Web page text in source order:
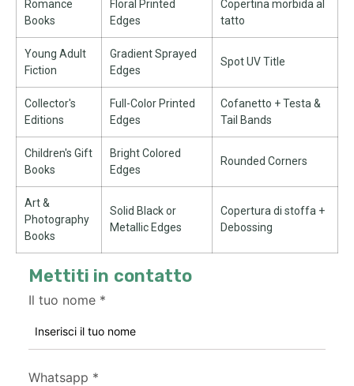
Romance
Books
Floral Printed
Edges
Copertina morbida al
tatto
Young Adult
Fiction
Gradient Sprayed
Edges
Spot UV Title
Collector's
Editions
Full-Color Printed
Edges
Cofanetto + Testa &
Tail Bands
Children's Gift
Books
Bright Colored
Edges
Rounded Corners
Art&
Photography
Books
Solid Black or
Metallic Edges
Copertura di stoffa +
Debossing
Mettiti in contatto
Il tuo nome *
Whatsapp *